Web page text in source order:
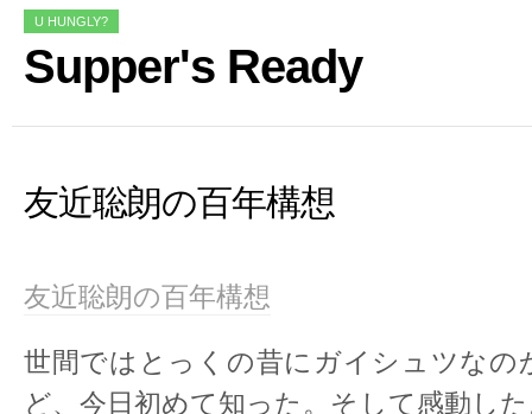
U HUNGLY?
Supper's Ready
友近聡朗の百年構想
友近聡朗の百年構想
世間ではとっくの昔にガイシュツなの
ど、今日初めて知った。そして感動し